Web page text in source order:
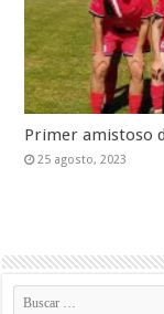
Primer amistoso
25 agosto, 2023